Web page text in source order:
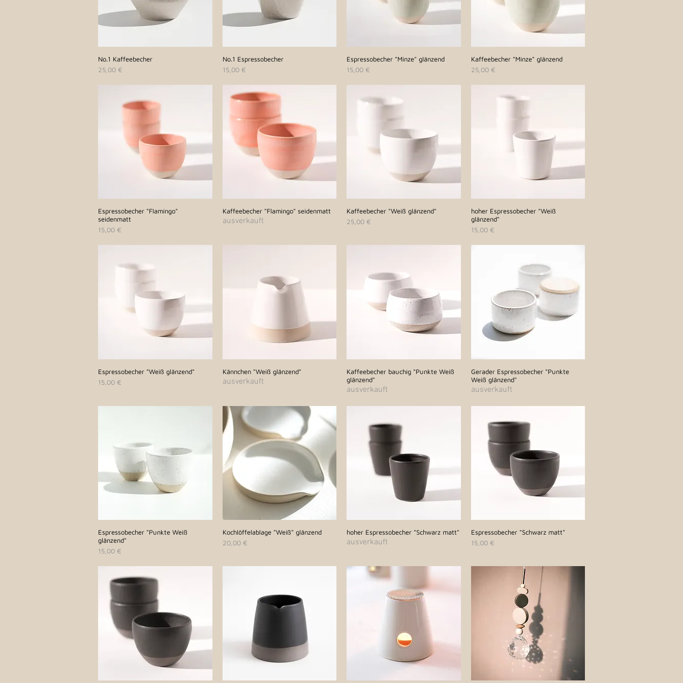
Schnellansicht
No.1 Kaffeebecher
Preis
25,00 €
Schnellansicht
No.1 Espressobecher
Preis
15,00 €
Schnellansicht
Espressobecher "Minze" glänzend
Preis
15,00 €
Schnellansicht
Kaffeebecher "Minze" glänzend
Preis
25,00 €
Schnellansicht
Espressobecher "Flamingo"
seidenmatt
Preis
15,00 €
Schnellansicht
Kaffeebecher "Flamingo" seidenmatt
ausverkauft
Schnellansicht
Kaffeebecher "Weiß glänzend"
Preis
25,00 €
Schnellansicht
hoher Espressobecher "Weiß
glänzend"
Preis
15,00 €
Schnellansicht
Espressobecher "Weiß glänzend"
Preis
15,00 €
Schnellansicht
Kännchen "Weiß glänzend"
ausverkauft
Schnellansicht
Kaffeebecher bauchig "Punkte Weiß
glänzend"
ausverkauft
Schnellansicht
Gerader Espressobecher "Punkte
Weiß glänzend"
ausverkauft
Schnellansicht
Espressobecher "Punkte Weiß
glänzend"
Preis
15,00 €
Schnellansicht
Kochlöffelablage "Weiß" glänzend
Preis
20,00 €
Schnellansicht
hoher Espressobecher "Schwarz matt"
ausverkauft
Schnellansicht
Espressobecher "Schwarz matt"
Preis
15,00 €